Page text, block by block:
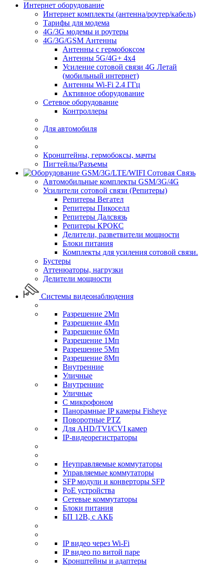
Интернет оборудование
Интернет комплекты (антенна/роутер/кабель)
Тарифы для модема
4G/3G модемы и роутеры
4G/3G/GSM Антенны
Антенны с гермобоксом
Антенны 5G/4G+ 4x4
Усиление сотовой связи 4G Летай
(мобильный интернет)
Антенны Wi-Fi 2.4 ГГц
Активное оборудование
Сетевое оборудование
Контроллеры
Для автомобиля
Кронштейны, гермобоксы, мачты
Пигтейлы/Разъемы
Сотовая Связь
Автомобильные комплекты GSM/3G/4G
Усилители сотовой связи (Репитеры)
Репитеры Вегател
Репитеры Пикоселл
Репитеры Далсвязь
Репитеры КРОКС
Делители, разветвители мощности
Блоки питания
Комплекты для усиления сотовой связи.
Бустеры
Аттенюаторы, нагрузки
Делители мощности
Системы видеонаблюдения
Разрешение 2Мп
Разрешение 4Мп
Разрешение 6Мп
Разрешение 1Мп
Разрешение 5Мп
Разрешение 8Мп
Внутренние
Уличные
Внутренние
Уличные
С микрофоном
Панорамные IP камеры Fisheye
Поворотные PTZ
Для AHD/TVI/CVI камер
IP-видеорегистраторы
Неуправляемые коммутаторы
Управляемые коммутаторы
SFP модули и конверторы SFP
PoE устройства
Сетевые коммутаторы
Блоки питания
БП 12В, с АКБ
IP видео через Wi-Fi
IP видео по витой паре
Кронштейны и адаптеры